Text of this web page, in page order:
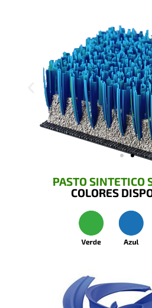
PASTO SINTETICO
COLORES